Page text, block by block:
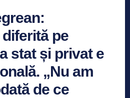
pe
stat și privat e
„Nu am
de ce